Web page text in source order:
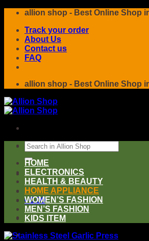
Skip
content
allion shop - Best Online Shop
Track your order
About Us
Contact us
FAQ
allion shop - Best Online Shop
Search
for:
৳0.00
HOME
ELECTRONICS
HEALTH & BEAUTY
HOME APPLIANCE
WOMEN’S FASHION
MEN’S FASHION
KIDS ITEM